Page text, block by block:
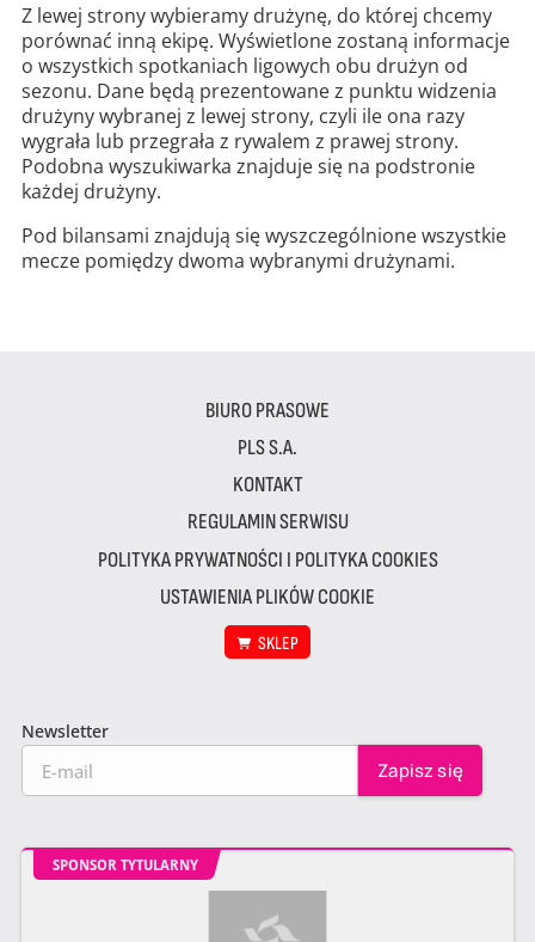
Z lewej strony wybieramy drużynę, do której chcemy
porównać inną ekipę. Wyświetlone zostaną informacje
o wszystkich spotkaniach ligowych obu drużyn od
sezonu. Dane będą prezentowane z punktu widzenia
drużyny wybranej z lewej strony, czyli ile ona razy
wygrała lub przegrała z rywalem z prawej strony.
Podobna wyszukiwarka znajduje się na podstronie
każdej drużyny.
Pod bilansami znajdują się wyszczególnione wszystkie
mecze pomiędzy dwoma wybranymi drużynami.
BIURO PRASOWE
PLS S.A.
KONTAKT
REGULAMIN SERWISU
POLITYKA PRYWATNOŚCI I POLITYKA COOKIES
USTAWIENIA PLIKÓW COOKIE
SKLEP
Newsletter
SPONSOR TYTULARNY